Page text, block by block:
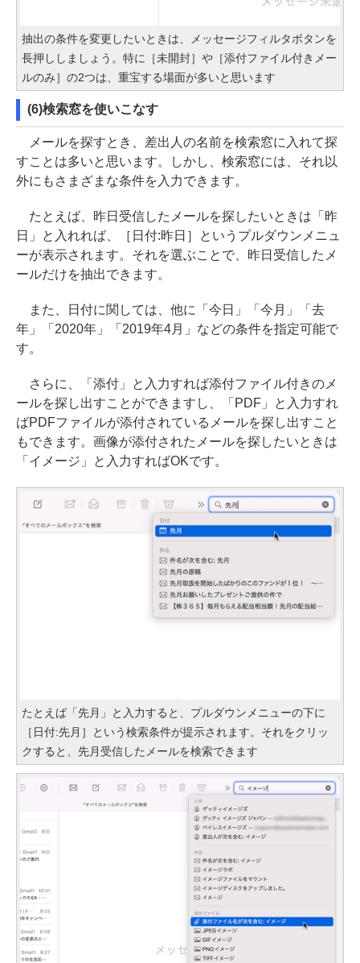
抽出の条件を変更したいときは、メッセージフィルタボタンを
長押ししましょう。特に［未開封］や［添付ファイル付きメー
ルのみ］の2つは、重宝する場面が多いと思います
(6)検索窓を使いこなす
メールを探すとき、差出人の名前を検索窓に入れて探
すことは多いと思います。しかし、検索窓には、それ以
外にもさまざまな条件を入力できます。
たとえば、昨日受信したメールを探したいときは「昨
日」と入れれば、［日付:昨日］というプルダウンメニュ
ーが表示されます。それを選ぶことで、昨日受信したメ
ールだけを抽出できます。
また、日付に関しては、他に「今日」「今月」「去
年」「2020年」「2019年4月」などの条件を指定可能で
す。
さらに、「添付」と入力すれば添付ファイル付きのメ
ールを探し出すことができますし、「PDF」と入力すれ
ばPDFファイルが添付されているメールを探し出すこと
もできます。画像が添付されたメールを探したいときは
「イメージ」と入力すればOKです。
たとえば「先月」と入力すると、プルダウンメニューの下に
［日付:先月］という検索条件が提示されます。それをクリッ
クすると、先月受信したメールを検索できます